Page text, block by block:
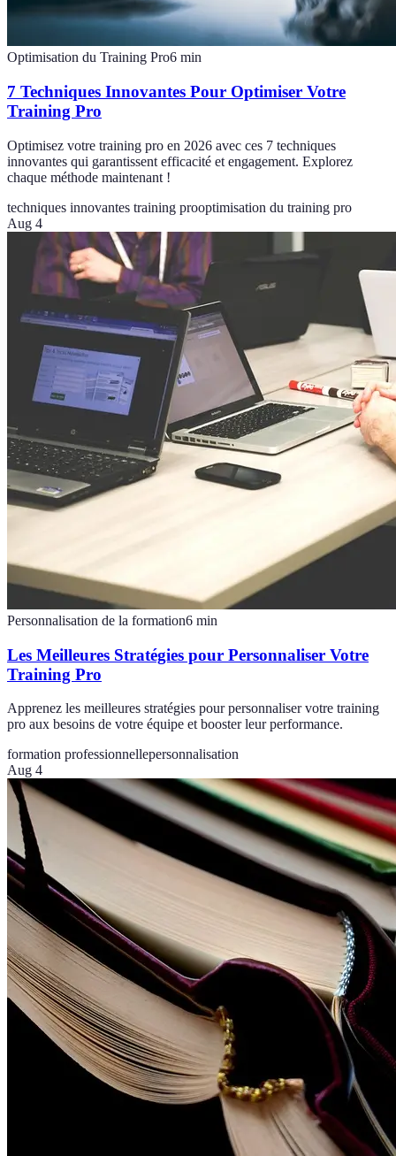
Optimisation du Training Pro6 min
7 Techniques Innovantes Pour Optimiser Votre
Training Pro
Optimisez votre training pro en 2026 avec ces 7 techniques
innovantes qui garantissent efficacité et engagement. Explorez
chaque méthode maintenant !
techniques innovantes training prooptimisation du training pro
Aug 4
Personnalisation de la formation6 min
Les Meilleures Stratégies pour Personnaliser Votre
Training Pro
Apprenez les meilleures stratégies pour personnaliser votre training
pro aux besoins de votre équipe et booster leur performance.
formation professionnellepersonnalisation
Aug 4